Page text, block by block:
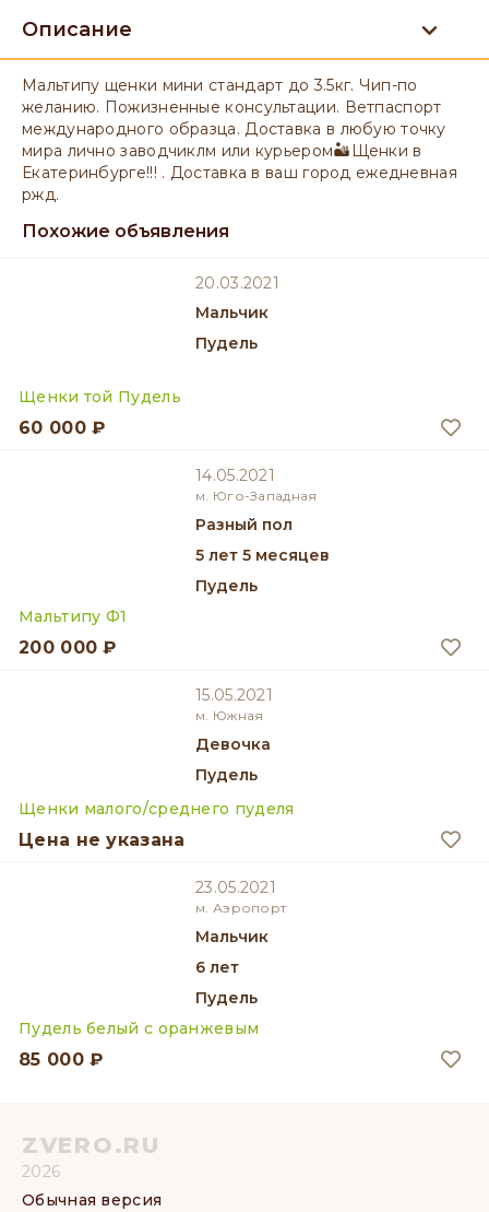
Описание
Мальтипу щенки мини стандарт до 3.5кг. Чип-по
желанию. Пожизненные консультации. Ветпаспорт
международного образца. Доставка в любую точку
мира лично заводчиклм или курьером🏜Щенки в
Екатеринбурге!!! . Доставка в ваш город ежедневная
ржд.
Похожие объявления
20.03.2021
мальчик
Пудель
Щенки той Пудель
60 000 ₽
14.05.2021
м. Юго-Западная
разный пол
5 лет 5 месяцев
Пудель
Мальтипу Ф1
200 000 ₽
15.05.2021
м. Южная
девочка
Пудель
Щенки малого/среднего пуделя
Цена не указана
23.05.2021
м. Аэропорт
мальчик
6 лет
Пудель
Пудель белый с оранжевым
85 000 ₽
ZVERO.RU
2026
Обычная версия